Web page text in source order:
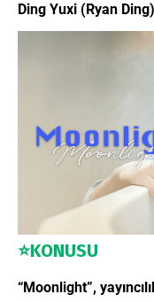
Ding Yuxi (Ryan
⭐KONUSU
“Moonlight”,